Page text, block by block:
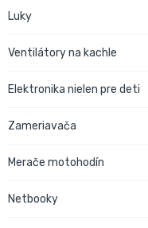
Luky
Ventilátory na kachle
Elektronika nielen pre deti
Zameriavača
Merače motohodín
Netbooky